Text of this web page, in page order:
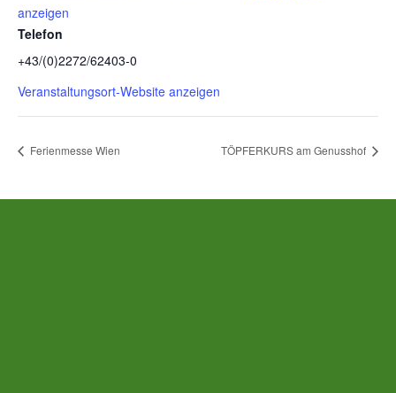
anzeigen
Telefon
+43/(0)2272/62403-0
Veranstaltungsort-Website anzeigen
Ferienmesse Wien TÖPFERKURS am Genusshof